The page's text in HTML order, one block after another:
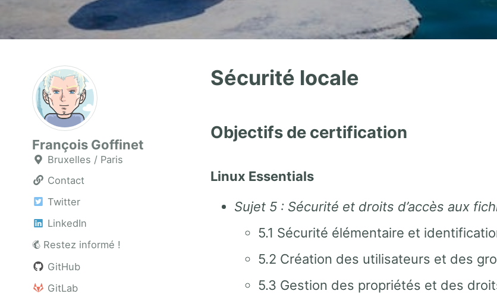
François Goffinet
Bruxelles / Paris
Contact
Twitter
LinkedIn
Restez informé !
GitHub
GitLab
Sécurité locale
Objectifs de certification
Linux Essentials
Sujet 5 : Sécurité et droits d’accès aux
5.1 Sécurité élémentaire et
5.2 Création des utilisateurs et des
5.3 Gestion des propriétés et des